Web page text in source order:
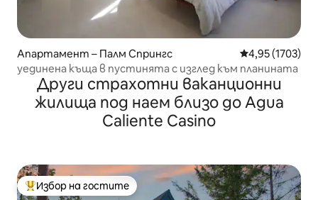
Апартамент – Палм Спрингс Средна
4,95 (1703)
уединена къща в пустинята с изглед към планината
Други страхотни ваканционни
жилища под наем близо до Agua
Caliente Casino
Най-популярен избор на гостите
Избор на гостите